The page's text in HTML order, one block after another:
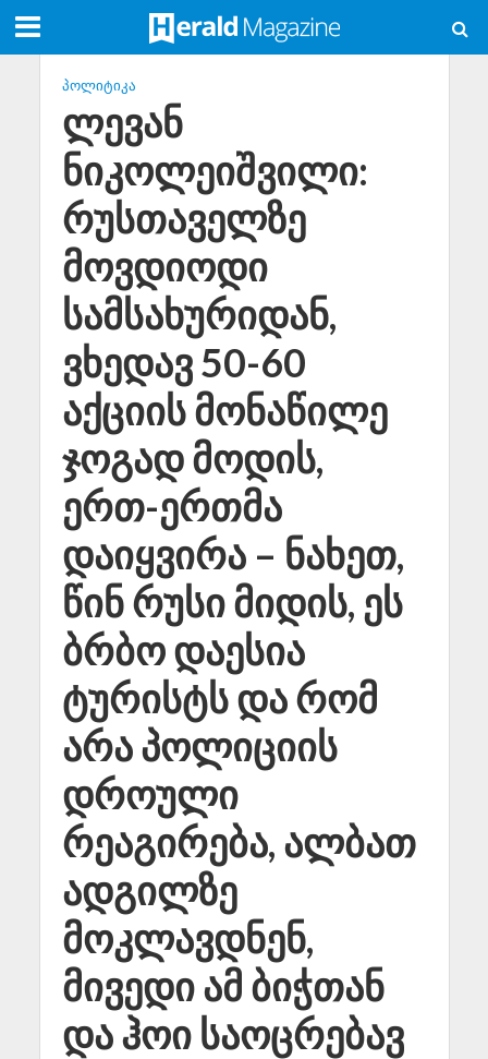
ᲞᲝᲚᲘᲢᲘᲙᲐ
ლევან
ნიკოლეიშვილი:
რუსთაველზე
მოვდიოდი
სამსახურიდან,
ვხედავ 50-60
აქციის მონაწილე
ჯოგად მოდის,
ერთ-ერთმა
დაიყვირა – ნახეთ,
წინ რუსი მიდის, ეს
ბრბო დაესია
ტურისტს და რომ
არა პოლიციის
დროული
რეაგირება, ალბათ
ადგილზე
მოკლავდნენ,
მივედი ამ ბიჭთან
და ჰოი საოცრებავ